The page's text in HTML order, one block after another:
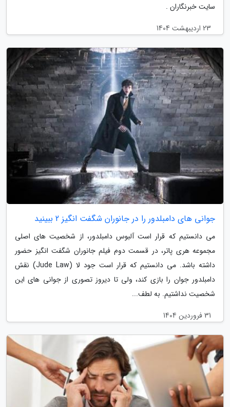
سایت خبرنگاران .
23 اردیبهشت 1404
جوانی های دامبلدور را در جانوران شگفت انگیز 2 ببینید
می دانستیم که قرار است آلبوس دامبلدور، از شخصیت های اصلی
مجموعه هری پاتر، در قسمت دوم فیلم جانوران شگفت انگیز حضور
داشته باشد. می دانستیم که قرار است جود لا (Jude Law) نقش
دامبلدور جوان را بازی کند، ولی تا دیروز تصوری از جوانی های این
شخصیت نداشتیم. به لطف...
31 فروردین 1404